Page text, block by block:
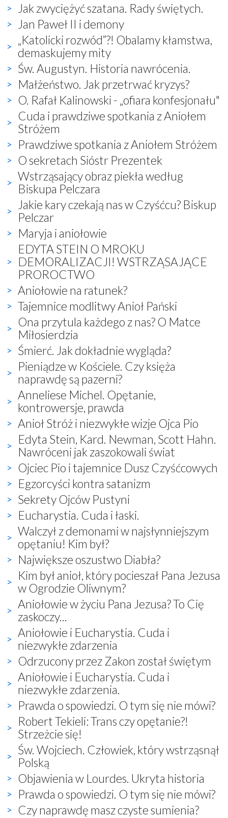
Jak zwyciężyć szatana. Rady świętych.
Jan Paweł II i demony
„Katolicki rozwód”?! Obalamy kłamstwa,
demaskujemy mity
Św. Augustyn. Historia nawrócenia.
Małżeństwo. Jak przetrwać kryzys?
O. Rafał Kalinowski - „ofiara konfesjonału"
Cuda i prawdziwe spotkania z Aniołem
Stróżem
Prawdziwe spotkania z Aniołem Stróżem
O sekretach Sióstr Prezentek
Wstrząsający obraz piekła według
Biskupa Pelczara
Jakie kary czekają nas w Czyśćcu? Biskup
Pelczar
Maryja i aniołowie
EDYTA STEIN O MROKU
DEMORALIZACJI! WSTRZĄSAJĄCE
PROROCTWO
Aniołowie na ratunek?
Tajemnice modlitwy Anioł Pański
Ona przytula każdego z nas? O Matce
Miłosierdzia
Śmierć. Jak dokładnie wygląda?
Pieniądze w Kościele. Czy księża
naprawdę są pazerni?
Anneliese Michel. Opętanie,
kontrowersje, prawda
Anioł Stróż i niezwykłe wizje Ojca Pio
Edyta Stein, Kard. Newman, Scott Hahn.
Nawróceni jak zaszokowali świat
Ojciec Pio i tajemnice Dusz Czyśćcowych
Egzorcyści kontra satanizm
Sekrety Ojców Pustyni
Eucharystia. Cuda i łaski.
Walczył z demonami w najsłynniejszym
opętaniu! Kim był?
Największe oszustwo Diabła?
Kim był anioł, który pocieszał Pana Jezusa
w Ogrodzie Oliwnym?
Aniołowie w życiu Pana Jezusa? To Cię
zaskoczy...
Aniołowie i Eucharystia. Cuda i
niezwykłe zdarzenia
Odrzucony przez Zakon został świętym
Aniołowie i Eucharystia. Cuda i
niezwykłe zdarzenia.
Prawda o spowiedzi. O tym się nie mówi?
Robert Tekieli: Trans czy opętanie?!
Strzeżcie się!
Św. Wojciech. Człowiek, który wstrząsnął
Polską
Objawienia w Lourdes. Ukryta historia
Prawda o spowiedzi. O tym się nie mówi?
Czy naprawdę masz czyste sumienia?